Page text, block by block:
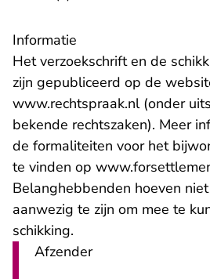
Informatie
Hetverzoekschrift en de
zijn gepubliceerd op de
www.rechtspraak.nl (onder
bekende rechtszaken). Meer
de formaliteiten voor het
te vinden op
Belanghebbenden hoeven
aanwezig te zijn om mee te
schikking.
Afzender